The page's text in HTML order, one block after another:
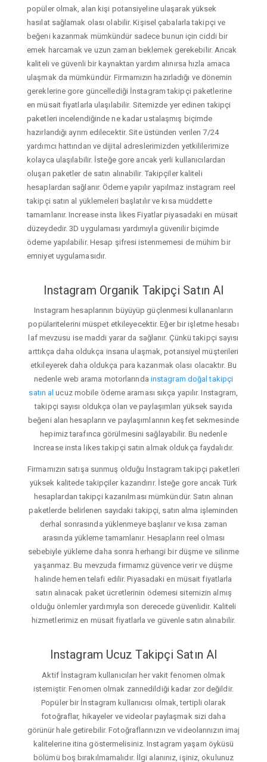
popüler olmak, alan kişi potansiyeline ulaşarak yüksek
hasılat sağlamak olası olabilir. Kişisel çabalarla takipçi ve
beğeni kazanmak mümkündür sadece bunun için ciddi bir
emek harcamak ve uzun zaman beklemek gerekebilir. Ancak
kaliteli ve güvenli bir kaynaktan yardım alınırsa hızla amaca
ulaşmak da mümkündür. Firmamızın hazırladığı ve dönemin
gereklerine gore güncellediği İnstagram takipçi paketlerine
en müsait fiyatlarla ulaşılabilir. Sitemizde yer edinen takipçi
paketleri incelendiğinde ne kadar ustalaşmış biçimde
hazırlandığı ayrım edilecektir. Site üstünden verilen 7/24
yardımcı hattından ve dijital adreslerimizden yetkililerimize
kolayca ulaşılabilir. İsteğe gore ancak yerli kullanıcılardan
oluşan paketler de satın alınabilir. Takipçiler kaliteli
hesaplardan sağlanır. Ödeme yapılır yapılmaz instagram reel
takipçi satın al yüklemeleri başlatılır ve kısa müddette
tamamlanır. Increase insta likes Fiyatlar piyasadaki en müsait
düzeydedir. 3D uygulaması yardımıyla güvenilir biçimde
ödeme yapılabilir. Hesap şifresi istenmemesi de mühim bir
emniyet uygulamasıdır.
Instagram Organik Takipçi Satın Al
Instagram hesaplarının büyüyüp güçlenmesi kullananların
popülaritelerini müspet etkileyecektir. Eğer bir işletme hesabı
laf mevzusu ise maddi yarar da sağlanır. Çünkü takipçi sayısı
arttıkça daha oldukça insana ulaşmak, potansiyel müşterileri
etkileyerek daha oldukça para kazanmak olası olacaktır. Bu
nedenle web arama motorlarında instagram doğal takipçi
satın al ucuz mobile ödeme araması sıkça yapılır. Instagram,
takipçi sayısı oldukça olan ve paylaşımları yüksek sayıda
beğeni alan hesapların ve paylaşımlarının keşfet sekmesinde
hepimiz tarafınca görülmesini sağlayabilir. Bu nedenle
Increase insta likes takipçi satın almak oldukça faydalıdır.
Firmamızın satışa sunmuş olduğu İnstagram takipçi paketleri
yüksek kalitede takipçiler kazandırır. İsteğe gore ancak Türk
hesaplardan takipçi kazanılması mümkündür. Satın alınan
paketlerde belirlenen sayıdaki takipçi, satın alma işleminden
derhal sonrasında yüklenmeye başlanır ve kısa zaman
arasında yükleme tamamlanır. Hesapların reel olması
sebebiyle yükleme daha sonra herhangi bir düşme ve silinme
yaşanmaz. Bu mevzuda firmamız güvence verir ve düşme
halinde hemen telafi edilir. Piyasadaki en müsait fiyatlarla
satın alınacak paket ücretlerinin ödemesi sitemizin almış
olduğu önlemler yardımıyla son derecede güvenlidir. Kaliteli
hizmetlerimiz en müsait fiyatlarla ve güvenle satın alınabilir.
Instagram Ucuz Takipçi Satın Al
Aktif İnstagram kullanıcıları her vakit fenomen olmak
istemiştir. Fenomen olmak zannedildiği kadar zor değildir.
Popüler bir İnstagram kullanıcısı olmak, tertipli olarak
fotoğraflar, hikayeler ve videolar paylaşmak sizi daha
görünür hale getirebilir. Fotoğraflarınızın ve videolarınızın imaj
kalitelerine itina göstermelisiniz. Instagram yaşam öyküsü
bölümü boş bırakılmamalıdır. İlgi alanınız, işiniz, okulunuz